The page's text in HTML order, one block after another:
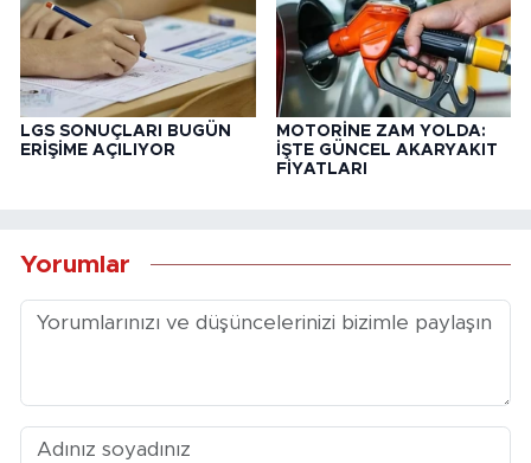
LGS SONUÇLARI BUGÜN
ERİŞİME AÇILIYOR
MOTORİNE ZAM YOLDA:
İŞTE GÜNCEL AKARYAKIT
FİYATLARI
Yorumlar